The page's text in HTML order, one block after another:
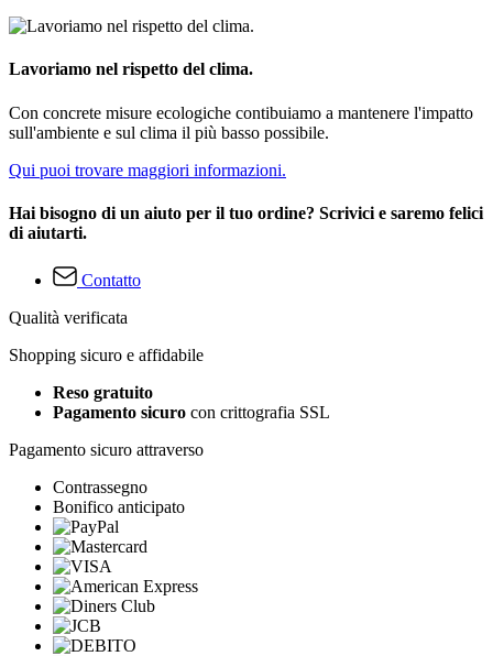
Lavoriamo nel rispetto del clima.
Con concrete misure ecologiche contibuiamo a mantenere l'impatto
sull'ambiente e sul clima il più basso possibile.
Qui puoi trovare maggiori informazioni.
Hai bisogno di un aiuto per il tuo ordine? Scrivici e saremo felici
di aiutarti.
Contatto
Qualità verificata
Shopping sicuro e affidabile
Reso gratuito
Pagamento sicuro con crittografia SSL
Pagamento sicuro attraverso
Contrassegno
Bonifico anticipato